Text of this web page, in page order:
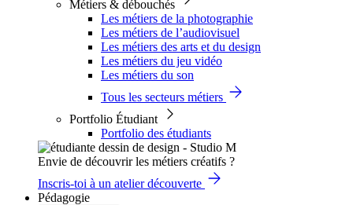
Métiers & débouchés
Les métiers de la photographie
Les métiers de l’audiovisuel
Les métiers des arts et du design
Les métiers du jeu vidéo
Les métiers du son
Tous les secteurs métiers
Portfolio Étudiant
Portfolio des étudiants
Envie de découvrir les métiers créatifs ?
Inscris-toi à un atelier découverte
Pédagogie